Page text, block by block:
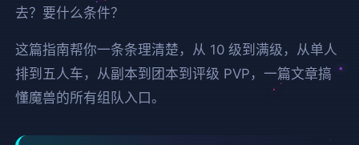
去？要什么条件？
这篇指南帮你一条条理清楚，从 10 级到满级，从单人
排到五人车，从副本到团本到评级 PVP，一篇文章搞
懂魔兽的所有组队入口。